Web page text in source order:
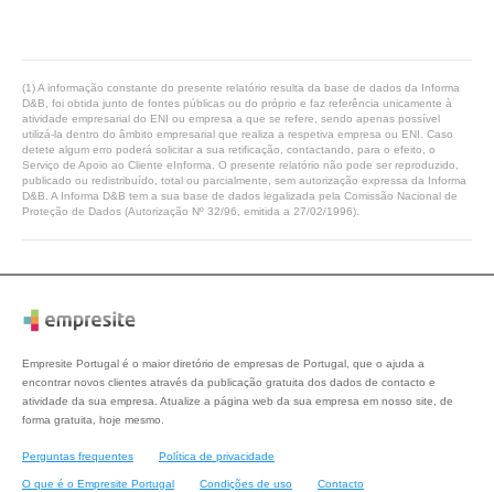
(1) A informação constante do presente relatório resulta da base de dados da Informa
D&B, foi obtida junto de fontes públicas ou do próprio e faz referência unicamente à
atividade empresarial do ENI ou empresa a que se refere, sendo apenas possível
utilizá-la dentro do âmbito empresarial que realiza a respetiva empresa ou ENI. Caso
detete algum erro poderá solicitar a sua retificação, contactando, para o efeito, o
Serviço de Apoio ao Cliente eInforma. O presente relatório não pode ser reproduzido,
publicado ou redistribuído, total ou parcialmente, sem autorização expressa da Informa
D&B. A Informa D&B tem a sua base de dados legalizada pela Comissão Nacional de
Proteção de Dados (Autorização Nº 32/96, emitida a 27/02/1996).
Empresite Portugal é o maior diretório de empresas de Portugal, que o ajuda a
encontrar novos clientes através da publicação gratuita dos dados de contacto e
atividade da sua empresa. Atualize a página web da sua empresa em nosso site, de
forma gratuita, hoje mesmo.
Perguntas frequentes Política de privacidade
O que é o Empresite Portugal Condições de uso Contacto